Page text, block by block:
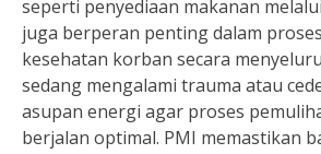
seperti penyediaan makanan melalui
juga berperan penting dalam
kesehatan korban secara
sedang mengalami trauma atau
asupan energi agar proses
berjalan optimal. PMI memastikan